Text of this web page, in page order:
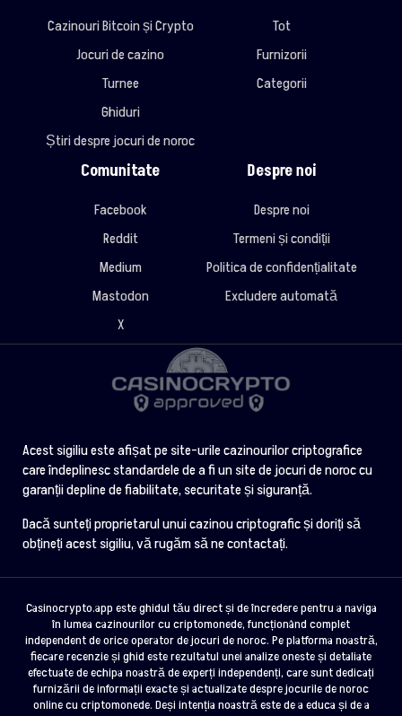
Cazinouri Bitcoin și Crypto
Jocuri de cazino
Turnee
Ghiduri
Știri despre jocuri de noroc
Tot
Furnizorii
Categorii
Comunitate
Facebook
Reddit
Medium
Mastodon
X
Despre noi
Despre noi
Termeni și condiții
Politica de confidențialitate
Excludere automată
Acest sigiliu este afișat pe site-urile cazinourilor criptografice
care îndeplinesc standardele de a fi un site de jocuri de noroc cu
garanții depline de fiabilitate, securitate și siguranță.
Dacă sunteți proprietarul unui cazinou criptografic și doriți să
obțineți acest sigiliu, vă rugăm să ne contactați.
Casinocrypto.app este ghidul tău direct și de încredere pentru a naviga
în lumea cazinourilor cu criptomonede, funcționând complet
independent de orice operator de jocuri de noroc. Pe platforma noastră,
fiecare recenzie și ghid este rezultatul unei analize oneste și detaliate
efectuate de echipa noastră de experți independenți, care sunt dedicați
furnizării de informații exacte și actualizate despre jocurile de noroc
online cu criptomonede. Deși intenția noastră este de a educa și de a